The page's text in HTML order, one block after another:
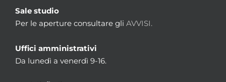
Sale studio
Per le aperture consultare gli AVVISI.
Uffici amministrativi
Da lunedì a venerdì 9-16.